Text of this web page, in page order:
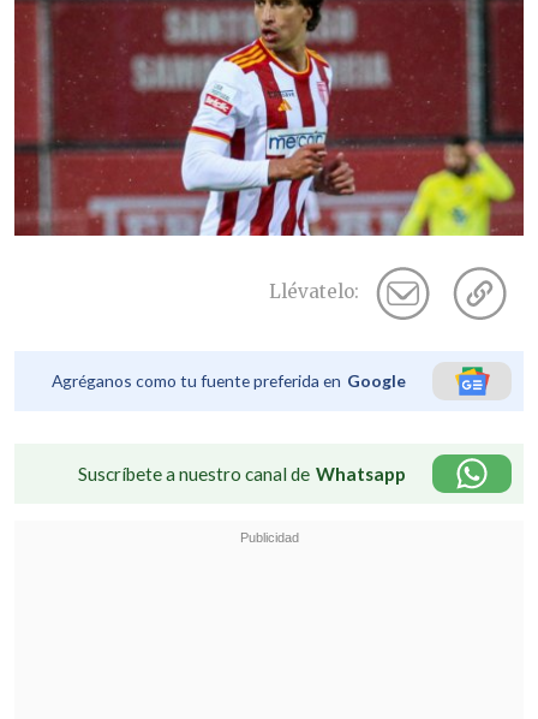
Llévatelo:
Agréganos como tu fuente preferida en Google
Suscríbete a nuestro canal de Whatsapp